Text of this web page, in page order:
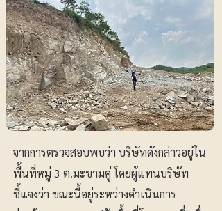
จากการตรวจสอบพบว่า บริษัทดังกล่าวอยู่ใน
พื้นที่หมู่ 3 ต.มะขามคู่ โดยผู้แทนบริษัท
ชี้แจงว่า ขณะนี้อยู่ระหว่างดำเนินการ